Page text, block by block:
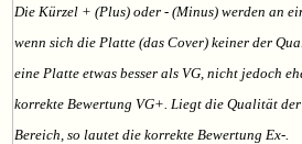
Die Kürzel + (Plus) oder - (Minus) werden an
wenn sich die Platte (das Cover) keiner der
eine Platte etwas besser als VG, nicht jedoch
korrekte Bewertung VG+. Liegt die Qualität
Bereich, so lautet die korrekte Bewertung Ex-.